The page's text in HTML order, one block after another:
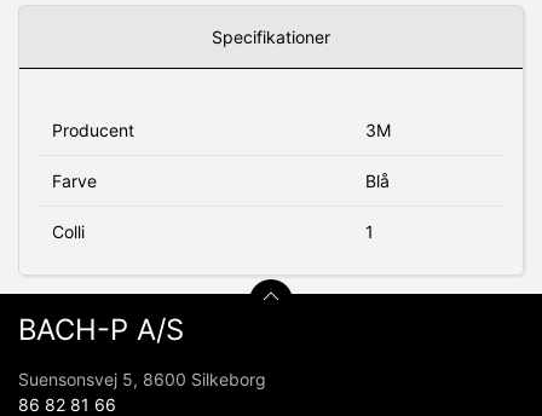
Specifikationer
Producent 3M
Farve Blå
Colli 1
BACH-P A/S
Suensonsvej 5, 8600 Silkeborg
86 82 81 66